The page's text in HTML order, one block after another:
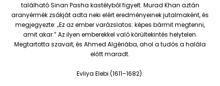
található Sinan Pasha kastélyból figyelt. Murad Khan aztán
aranyérmék zsákját adta neki elért eredményeinek jutalmaként, és
megjegyezte: „Ez az ember varázslatos: képes bármit megtenni,
amit akar.” Az ilyen emberekkel való körültekintés helytelen.
Megtartotta szavait, és Ahmed Algériába, ahol a tudós a halála
előtt maradt.
Evliya Elebi (1611–1682).